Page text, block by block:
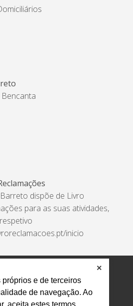
e de terceiros
de navegação. Ao
aceita estes termos.
✕
dispõe de Livro
para as suas atividades,
inicio
e Tratamento de Dados
de Dados
Livro Eletrónico
Canal de Denúncias